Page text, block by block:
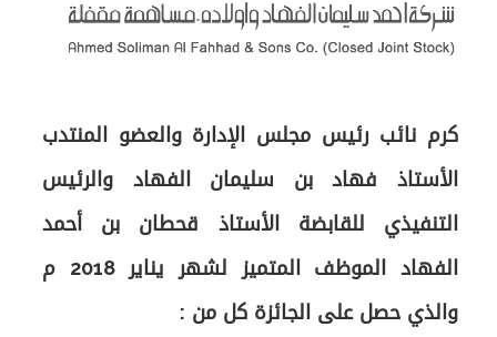
كرم نائب رئيس مجلس الإدارة والعضو المنتدب
الأستاذ فهاد بن سليمان الفهاد والرئيس
التنفيذي للقابضة الأستاذ قحطان بن أحمد
الفهاد الموظف المتميز لشهر يناير 2018 م